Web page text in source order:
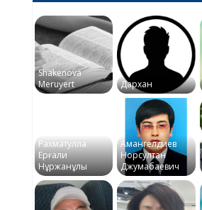
Shakenova
Meruyert
Дархан
Рахматулла
Ерғали
Нұржанұлы
Амангелдиев
Норсултан
Джумабаевич